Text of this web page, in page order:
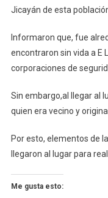
Jicayán de esta
Informaron que, fue
encontraron sin vida a E
corporaciones de
Sin embargo,al llegar al
quien era vecino y
Por esto, elementos de
llegaron al lugar para
Me gusta esto: